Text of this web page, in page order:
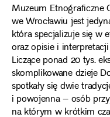
Muzeum Etnograficzne
we Wrocławiu jest
która specjalizuje się w
oraz opisie i
Liczące ponad 20 tys.
skomplikowane dzieje
spotkały się dwie
i powojenna – osób
na którym w krótkim